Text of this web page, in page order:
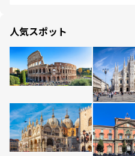
人気スポット